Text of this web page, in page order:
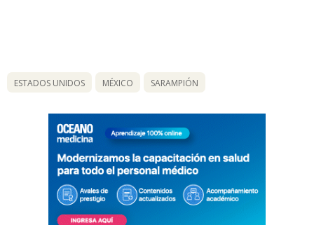
ESTADOS UNIDOS MÉXICO SARAMPIÓN